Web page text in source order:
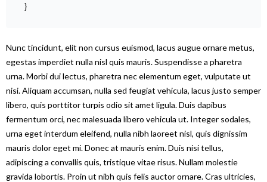
}
Nunc tincidunt, elit non cursus euismod, lacus augue ornare metus,
egestas imperdiet nulla nisl quis mauris. Suspendisse a pharetra
urna. Morbi dui lectus, pharetra nec elementum eget, vulputate ut
nisi. Aliquam accumsan, nulla sed feugiat vehicula, lacus justo semper
libero, quis porttitor turpis odio sit amet ligula. Duis dapibus
fermentum orci, nec malesuada libero vehicula ut. Integer sodales,
urna eget interdum eleifend, nulla nibh laoreet nisl, quis dignissim
mauris dolor eget mi. Donec at mauris enim. Duis nisi tellus,
adipiscing a convallis quis, tristique vitae risus. Nullam molestie
gravida lobortis. Proin ut nibh quis felis auctor ornare. Cras ultricies,